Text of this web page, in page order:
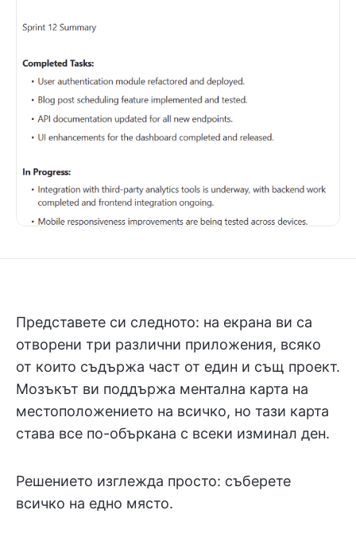
Представете си следното: на екрана ви са
отворени три различни приложения, всяко
от които съдържа част от един и същ проект.
Мозъкът ви поддържа ментална карта на
местоположението на всичко, но тази карта
става все по-объркана с всеки изминал ден.
Решението изглежда просто: съберете
всичко на едно място.